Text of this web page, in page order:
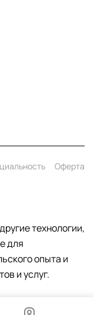
Оферта
технологии,
для
опыта и
и услуг.